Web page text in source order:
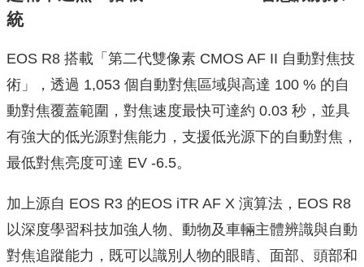
統
EOS R8 搭載「第二代雙像素 CMOS AF II 自動對焦技
術」，透過 1,053 個自動對焦區域與高達 100 % 的自
動對焦覆蓋範圍，對焦速度最快可達約 0.03 秒，並具
有強大的低光源對焦能力，支援低光源下的自動對焦，
最低對焦亮度可達 EV -6.5。
加上源自 EOS R3 的EOS iTR AF X 演算法，EOS R8
以深度學習科技加強人物、動物及車輛主體辨識與自動
對焦追蹤能力，既可以識別人物的眼睛、面部、頭部和